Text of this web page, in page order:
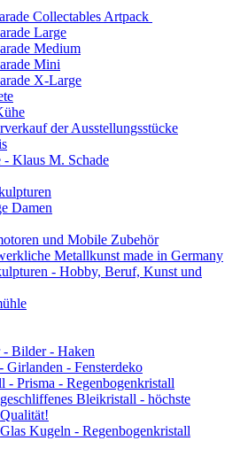
Collectables Artpack
Large
Medium
Mini
X-Large
der Ausstellungsstücke
- Klaus M. Schade
Damen
und Mobile Zubehör
Metallkunst made in Germany
- Hobby, Beruf, Kunst und
- Bilder - Haken
Girlanden - Fensterdeko
- Prisma - Regenbogenkristall
geschliffenes Bleikristall - höchste
Qualität!
Glas Kugeln - Regenbogenkristall